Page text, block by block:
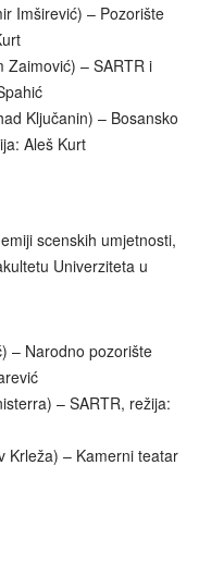
Imširević) – Pozorište
Zaimović) – SARTR i
Ključanin) – Bosansko
Aleš Kurt
scenskih umjetnosti,
Univerziteta u
– Narodno pozorište
– SARTR, režija:
Krleža) – Kamerni teatar